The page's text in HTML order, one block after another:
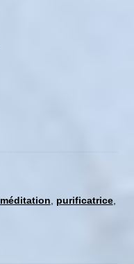
méditation, purificatrice,